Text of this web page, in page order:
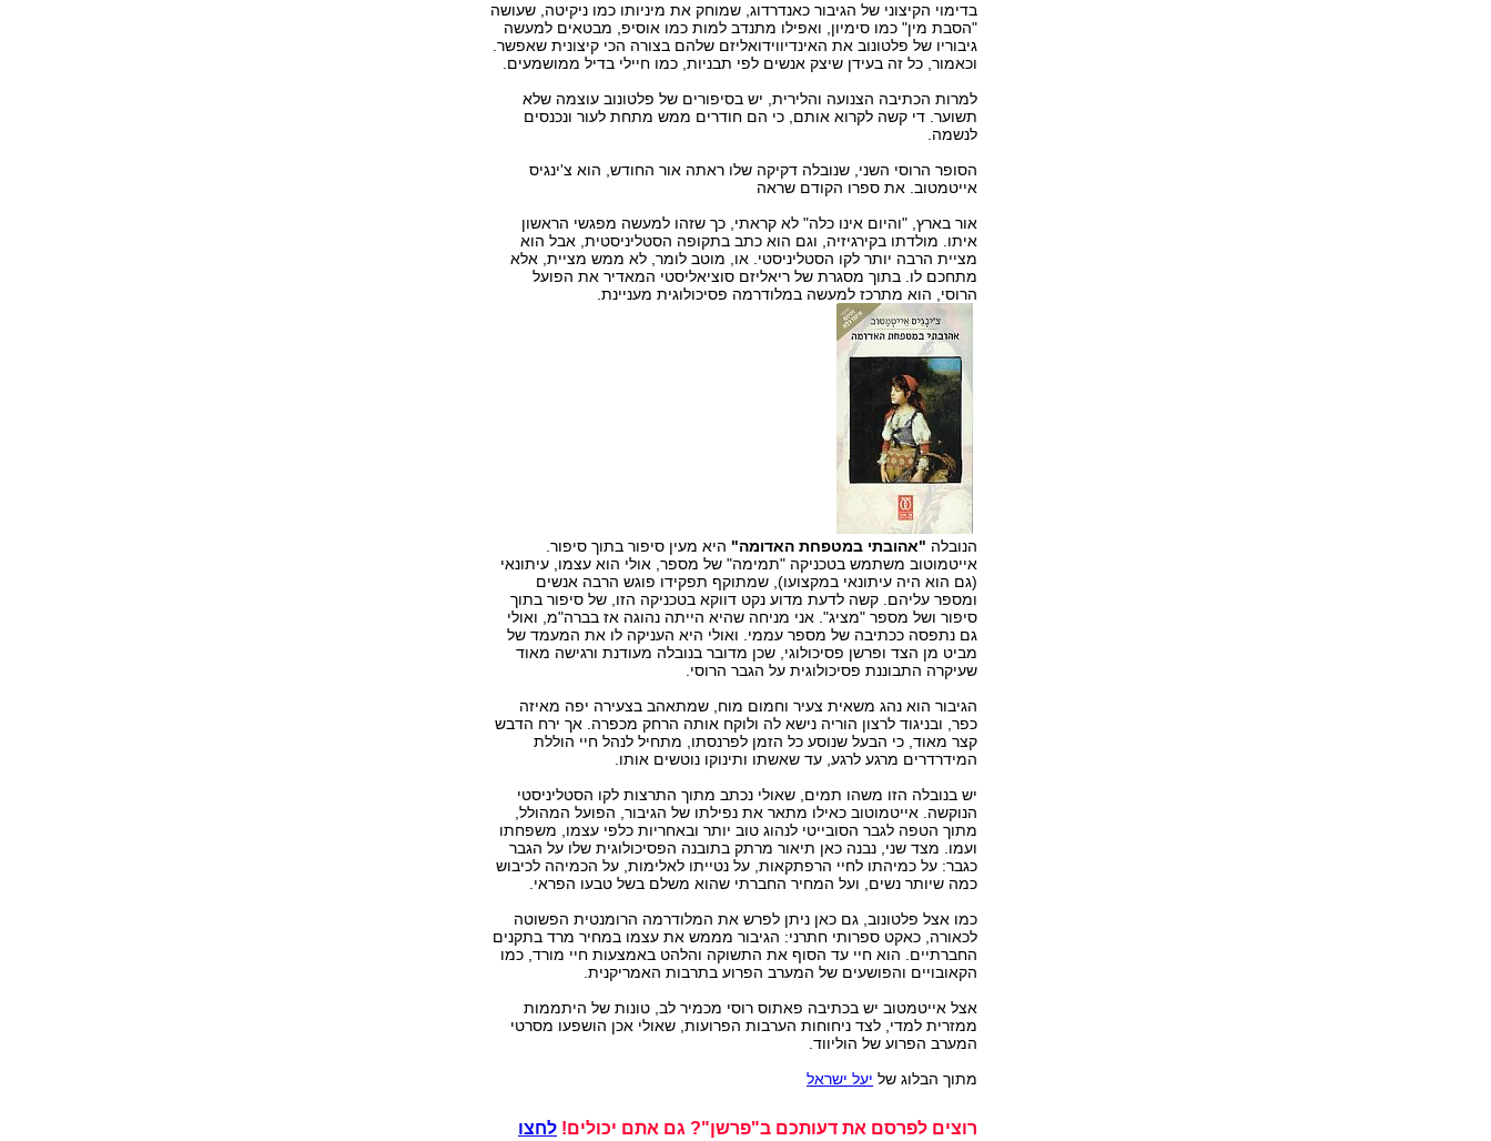
בדימוי הקיצוני של הגיבור כאנדרדוג, שמוחק את מיניותו כמו ניקיטה, שעושה
"הסבת מין" כמו סימיון, ואפילו מתנדב למות כמו אוסיפ, מבטאים למעשה
גיבוריו של פלטונוב את האינדיווידואליזם שלהם בצורה הכי קיצונית שאפשר.
וכאמור, כל זה בעידן שיצק אנשים לפי תבניות, כמו חיילי בדיל ממושמעים.
למרות הכתיבה הצנועה והלירית, יש בסיפורים של פלטונוב עוצמה שלא
תשוער. די קשה לקרוא אותם, כי הם חודרים ממש מתחת לעור ונכנסים
לנשמה.
הסופר הרוסי השני, שנובלה דקיקה שלו ראתה אור החודש, הוא צ'ינגיס
אייטמטוב. את ספרו הקודם שראה
אור בארץ, "והיום אינו כלה" לא קראתי, כך שזהו למעשה מפגשי הראשון
איתו. מולדתו בקירגיזיה, וגם הוא כתב בתקופה הסטליניסטית, אבל הוא
מציית הרבה יותר לקו הסטליניסטי. או, מוטב לומר, לא ממש מציית, אלא
מתחכם לו. בתוך מסגרת של ריאליזם סוציאליסטי המאדיר את הפועל
הרוסי, הוא מתרכז למעשה במלודרמה פסיכולוגית מעניינת.
הנובלה "אהובתי במטפחת האדומה" היא מעין סיפור בתוך סיפור.
אייטמוטוב משתמש בטכניקה "תמימה" של מספר, אולי הוא עצמו, עיתונאי
(גם הוא היה עיתונאי במקצועו), שמתוקף תפקידו פוגש הרבה אנשים
ומספר עליהם. קשה לדעת מדוע נקט דווקא בטכניקה הזו, של סיפור בתוך
סיפור ושל מספר "מציג". אני מניחה שהיא הייתה נהוגה אז בברה"מ, ואולי
גם נתפסה ככתיבה של מספר עממי. ואולי היא העניקה לו את המעמד של
מביט מן הצד ופרשן פסיכולוגי, שכן מדובר בנובלה מעודנת ורגישה מאוד
שעיקרה התבוננת פסיכולוגית על הגבר הרוסי.
הגיבור הוא נהג משאית צעיר וחמום מוח, שמתאהב בצעירה יפה מאיזה
כפר, ובניגוד לרצון הוריה נישא לה ולוקח אותה הרחק מכפרה. אך ירח הדבש
קצר מאוד, כי הבעל שנוסע כל הזמן לפרנסתו, מתחיל לנהל חיי הוללת
המידרדרים מרגע לרגע, עד שאשתו ותינוקו נוטשים אותו.
יש בנובלה הזו משהו תמים, שאולי נכתב מתוך התרצות לקו הסטליניסטי
הנוקשה. אייטמוטוב כאילו מתאר את נפילתו של הגיבור, הפועל המהולל,
מתוך הטפה לגבר הסובייטי לנהוג טוב יותר ובאחריות כלפי עצמו, משפחתו
ועמו. מצד שני, נבנה כאן תיאור מרתק בתובנה הפסיכולוגית שלו על הגבר
כגבר: על כמיהתו לחיי הרפתקאות, על נטייתו לאלימות, על הכמיהה לכיבוש
כמה שיותר נשים, ועל המחיר החברתי שהוא משלם בשל טבעו הפראי.
כמו אצל פלטונוב, גם כאן ניתן לפרש את המלודרמה הרומנטית הפשוטה
לכאורה, כאקט ספרותי חתרני: הגיבור מממש את עצמו במחיר מרד בתקנים
החברתיים. הוא חיי עד הסוף את התשוקה והלהט באמצעות חיי מורד, כמו
הקאובויים והפושעים של המערב הפרוע בתרבות האמריקנית.
אצל אייטמטוב יש בכתיבה פאתוס רוסי מכמיר לב, טונות של היתממות
ממזרית למדי, לצד ניחוחות הערבות הפרועות, שאולי אכן הושפעו מסרטי
המערב הפרוע של הוליווד.
מתוך הבלוג של יעל ישראל
רוצים לפרסם את דעותכם ב"פרשן"? גם אתם יכולים! לחצו